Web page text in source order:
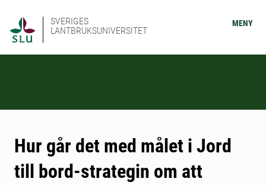
SVERIGES
LANTBRUKSUNIVERSITET
MENY
Hur går det med målet i Jord
till bord-strategin om att